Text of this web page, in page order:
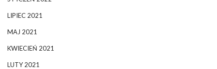
LIPIEC 2021
MAJ 2021
KWIECIEŃ 2021
LUTY 2021